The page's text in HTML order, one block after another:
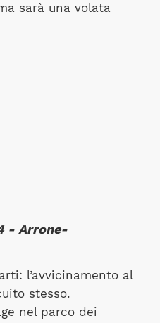
sarà una volata
- Arrone-
l’avvicinamento al
stesso.
nel parco dei